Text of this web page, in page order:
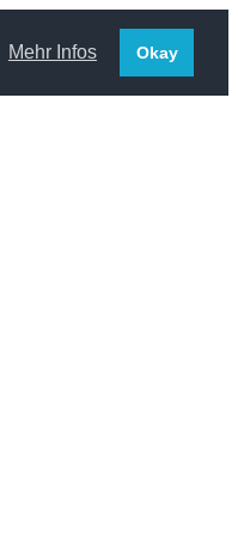
Mehr Infos Okay